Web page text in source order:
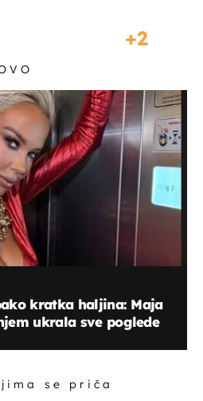
2
kratka haljina: Maja
ukrala sve poglede
se priča